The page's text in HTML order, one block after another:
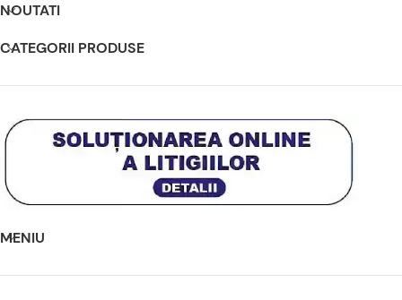
NOUTATI
CATEGORII PRODUSE
MENIU